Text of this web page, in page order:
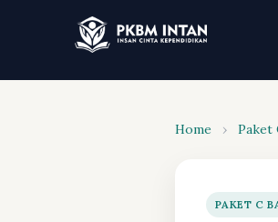
Home › Paket
PAKET C